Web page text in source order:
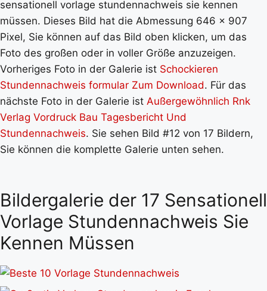
sensationell vorlage stundennachweis sie kennen
müssen. Dieses Bild hat die Abmessung 646 x 907
Pixel, Sie können auf das Bild oben klicken, um das
Foto des großen oder in voller Größe anzuzeigen.
Vorheriges Foto in der Galerie ist Schockieren
Stundennachweis formular Zum Download. Für das
nächste Foto in der Galerie ist Außergewöhnlich Rnk
Verlag Vordruck Bau Tagesbericht Und
Stundennachweis. Sie sehen Bild #12 von 17 Bildern,
Sie können die komplette Galerie unten sehen.
Bildergalerie der 17 Sensationell
Vorlage Stundennachweis Sie
Kennen Müssen